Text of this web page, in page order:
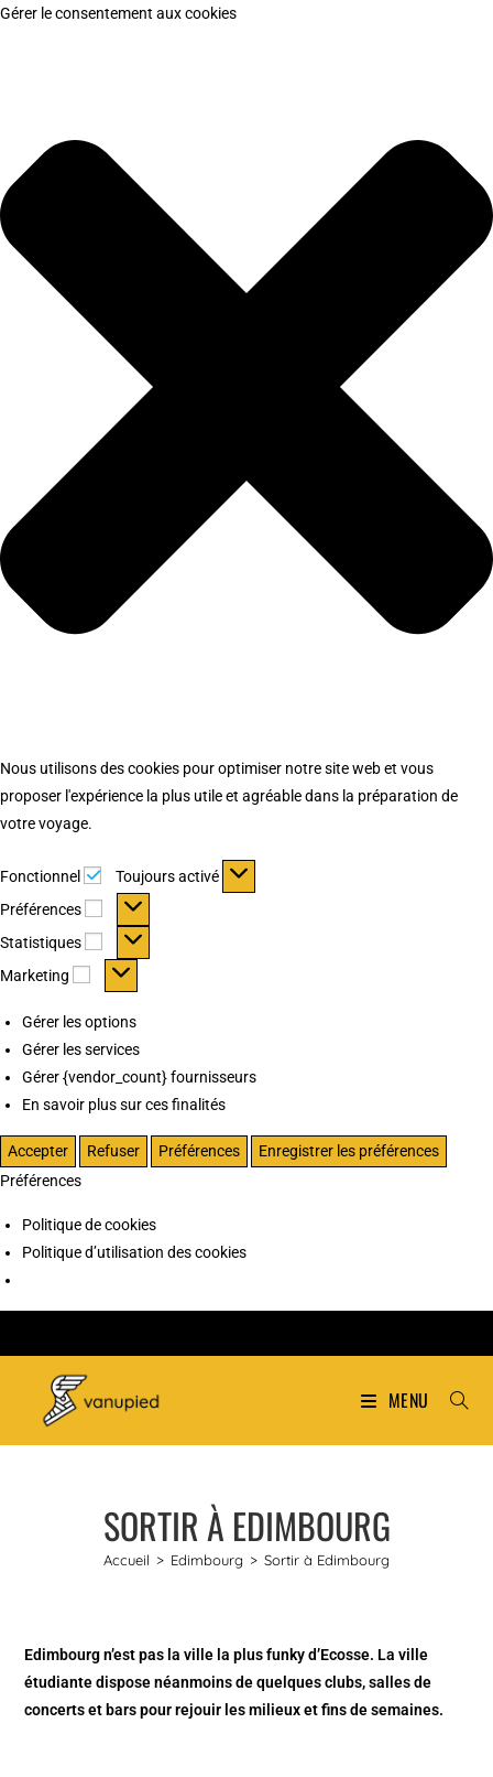
Gérer le consentement aux cookies
Nous utilisons des cookies pour optimiser notre site web et vous
proposer l'expérience la plus utile et agréable dans la préparation de
votre voyage.
Fonctionnel Fonctionnel
Toujours activé
Préférences
Préférences
Statistiques Statistiques
Marketing Marketing
Gérer les options
Gérer les services
Gérer {vendor_count} fournisseurs
En savoir plus sur ces finalités
Accepter Refuser Préférences
Enregistrer les préférences
Préférences
Politique de cookies
Politique d’utilisation des cookies
MENU
SORTIR À EDIMBOURG
Accueil > Edimbourg > Sortir à Edimbourg
Edimbourg n’est pas la ville la plus funky d’Ecosse. La ville
étudiante dispose néanmoins de quelques clubs, salles de
concerts et bars pour rejouir les milieux et fins de semaines.